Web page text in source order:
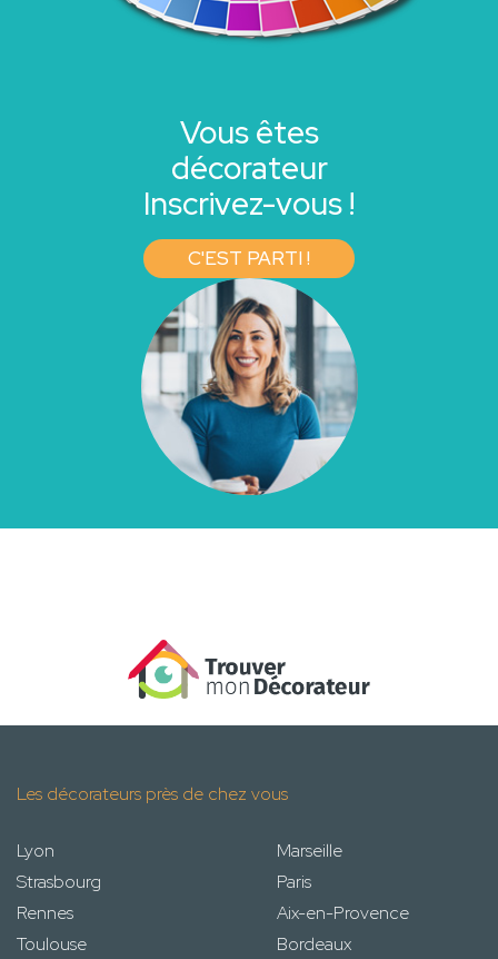
Vous êtes
décorateur
Inscrivez-vous !
C'EST PARTI !
Les décorateurs près de chez vous
Lyon
Marseille
Strasbourg
Paris
Rennes
Aix-en-Provence
Toulouse
Bordeaux